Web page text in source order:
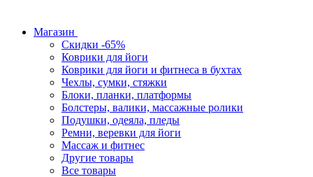
Магазин
Скидки -65%
Коврики для йоги
Коврики для йоги и фитнеса в бухтах
Чехлы, сумки, стяжки
Блоки, планки, платформы
Болстеры, валики, массажные ролики
Подушки, одеяла, пледы
Ремни, веревки для йоги
Массаж и фитнес
Другие товары
Все товары